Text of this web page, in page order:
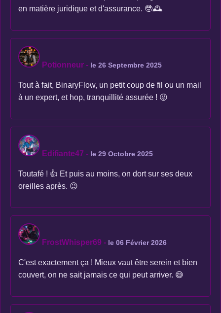
en matière juridique et d'assurance. 🤓🕰️
Potionneur - le 26 Septembre 2025
Tout à fait, BinaryFlow, un petit coup de fil ou un mail
à un expert, et hop, tranquillité assurée ! 😜
Edifiante47 - le 29 Octobre 2025
Toutafé ! 👍 Et puis au moins, on dort sur ses deux
oreilles après. 😉
FrostWhisper69 - le 06 Février 2026
C'est exactement ça ! Mieux vaut être serein et bien
couvert, on ne sait jamais ce qui peut arriver. 😅